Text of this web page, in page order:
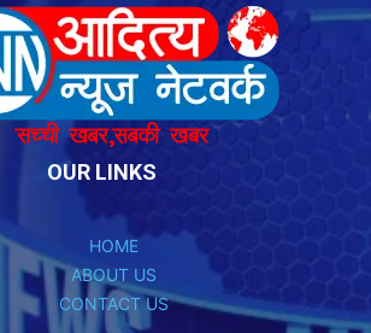
OUR LINKS
HOME
ABOUT US
CONTACT US